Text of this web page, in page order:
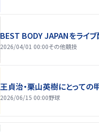
BEST BODY JAPANをライブ
2026/04/01 00:00その他競技
王貞治・栗山英樹にとっての
2026/06/15 00:00野球